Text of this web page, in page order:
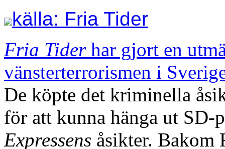
källa: Fria Tider
Fria Tider har gjort en
vänsterterrorismen i
De köpte det kriminella
för att kunna hänga ut SD-
Expressens åsikter. Bakom